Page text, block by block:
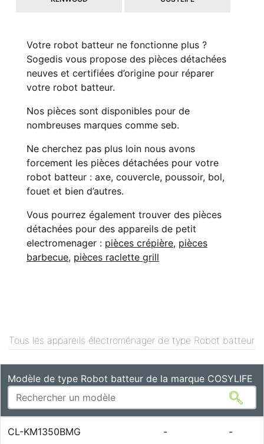
Votre robot batteur ne fonctionne plus ?
Sogedis vous propose des pièces détachées
neuves et certifiées d’origine pour réparer
votre robot batteur.
Nos pièces sont disponibles pour de
nombreuses marques comme seb.
Ne cherchez pas plus loin nous avons
forcement les pièces détachées pour votre
robot batteur : axe, couvercle, poussoir, bol,
fouet et bien d’autres.
Vous pourrez également trouver des pièces
détachées pour des appareils de petit
electromenager : pièces crépière, pièces
barbecue, pièces raclette grill
Tous les appareils électroménager de type Robot batteur
Modèle de type Robot batteur de la marque COSYLIFE
CL-KM1350BMG - -